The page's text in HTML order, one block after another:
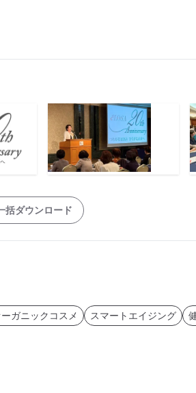
括ダウンロード
ーガニックコスメ スマートエイジング